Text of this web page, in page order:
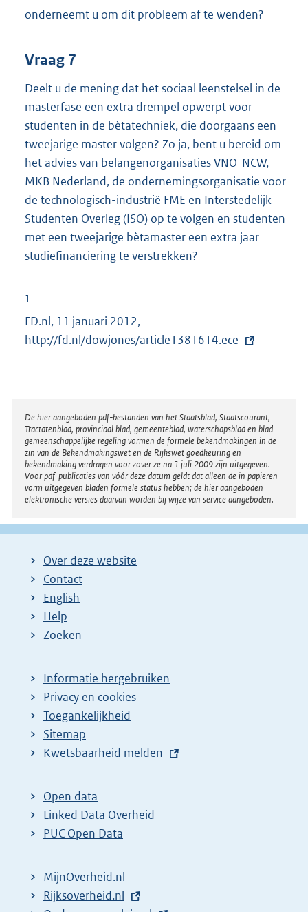
onderneemt u om dit probleem af te wenden?
Vraag 7
Deelt u de mening dat het sociaal leenstelsel in de
masterfase een extra drempel opwerpt voor
studenten in de bètatechniek, die doorgaans een
tweejarige master volgen? Zo ja, bent u bereid om
het advies van belangenorganisaties VNO-NCW,
MKB Nederland, de ondernemingsorganisatie voor
de technologisch-industrië FME en Interstedelijk
Studenten Overleg (ISO) op te volgen en studenten
met een tweejarige bètamaster een extra jaar
studiefinanciering te verstrekken?
1
FD.nl, 11 januari 2012,
x
n
e
l
i
n
k
:
http://fd.nl/dowjones/article1381614.ece
Disclaimer
De hier aangeboden pdf-bestanden van het Staatsblad, Staatscourant,
Tractatenblad, provinciaal blad, gemeenteblad, waterschapsblad en blad
gemeenschappelijke regeling vormen de formele bekendmakingen in de
zin van de Bekendmakingswet en de Rijkswet goedkeuring en
bekendmaking verdragen voor zover ze na 1 juli 2009 zijn uitgegeven.
Voor pdf-publicaties van vóór deze datum geldt dat alleen de in papieren
vorm uitgegeven bladen formele status hebben; de hier aangeboden
elektronische versies daarvan worden bij wijze van service aangeboden.
Over deze website
Contact
English
Help
Zoeken
Informatie hergebruiken
Privacy en cookies
Toegankelijkheid
Sitemap
E
t
e
r
l
i
Kwetsbaarheid melden
Open data
Linked Data Overheid
PUC Open Data
MijnOverheid.nl
E
Rijksoverheid.nl